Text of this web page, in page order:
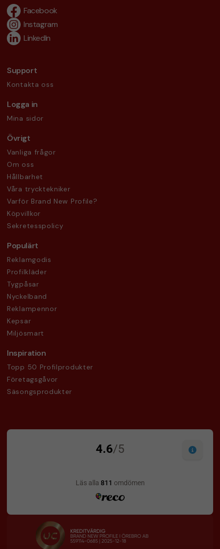
Facebook
Instagram
LinkedIn
Support
Kontakta oss
Logga in
Mina sidor
Övrigt
Vanliga frågor
Om oss
Hållbarhet
Våra trycktekniker
Varför Brand New Profile?
Köpvillkor
Sekretesspolicy
Populärt
Reklamgodis
Profilkläder
Tygpåsar
Nyckelband
Reklampennor
Kepsar
Miljösmart
Inspiration
Topp 50 Profilprodukter
Företagsgåvor
Säsongsprodukter